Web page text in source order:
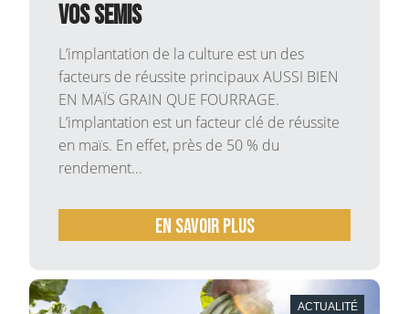
VOS SEMIS
L’implantation de la culture est un des
facteurs de réussite principaux AUSSI BIEN
EN MAÏS GRAIN QUE FOURRAGE.
L’implantation est un facteur clé de réussite
en maïs. En effet, près de 50 % du
rendement...
En savoir plus
ACTUALITÉ